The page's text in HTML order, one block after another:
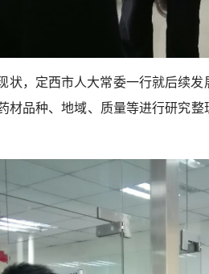
状，定西市人大常委一行就后续
材品种、地域、质量等进行研究